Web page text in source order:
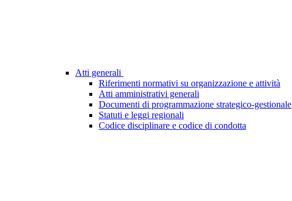
Atti generali
Riferimenti normativi su organizzazione e attività
Atti amministrativi generali
Documenti di programmazione strategico-gestionale
Statuti e leggi regionali
Codice disciplinare e codice di condotta